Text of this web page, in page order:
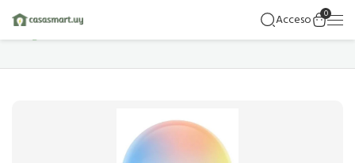
Acceso 0